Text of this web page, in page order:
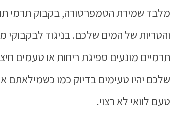
מלבד שמירת הטמפרטורה, בקבוק תרמי
והטריות של המים שלכם. בניגוד לבקבוקי
תרמיים מונעים ספיגת ריחות או טעמים
שלכם יהיו טעימים בדיוק כמו כשמילאתם
טעם לוואי לא רצוי.